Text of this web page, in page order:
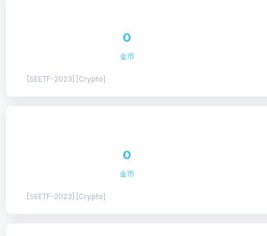
0
金币
[SEETF-2023] [Crypto]
0
金币
[SEETF-2023] [Crypto]